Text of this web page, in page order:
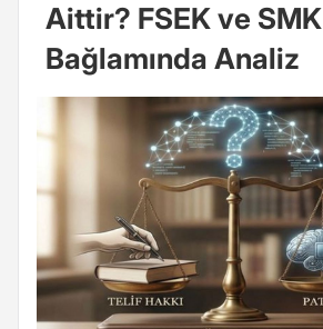
Aittir? FSEK ve SMK
Bağlamında Analiz